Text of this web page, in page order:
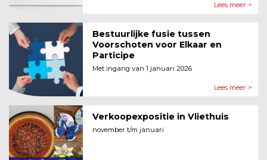
Lees meer >
Bestuurlijke fusie tussen
Voorschoten voor Elkaar en
Participe
Met ingang van 1 januari 2026
Lees meer >
Verkoopexpositie in Vliethuis
november t/m januari